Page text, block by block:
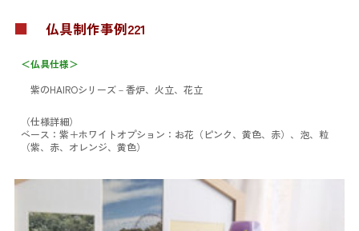
■ 仏具制作事例221
＜仏具仕様＞
紫のHAIROシリーズ－香炉、火立、花立
（仕様詳細）
ベース：紫＋ホワイトオプション：お花（ピンク、黄色、赤）、泡、粒
（紫、赤、オレンジ、黄色）